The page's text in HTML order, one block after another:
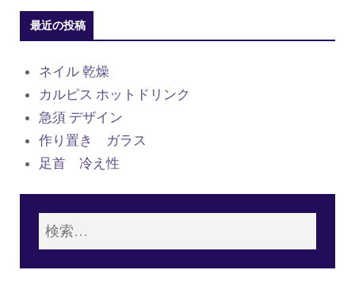
最近の投稿
ネイル 乾燥
カルピス ホットドリンク
急須 デザイン
作り置き ガラス
足首 冷え性